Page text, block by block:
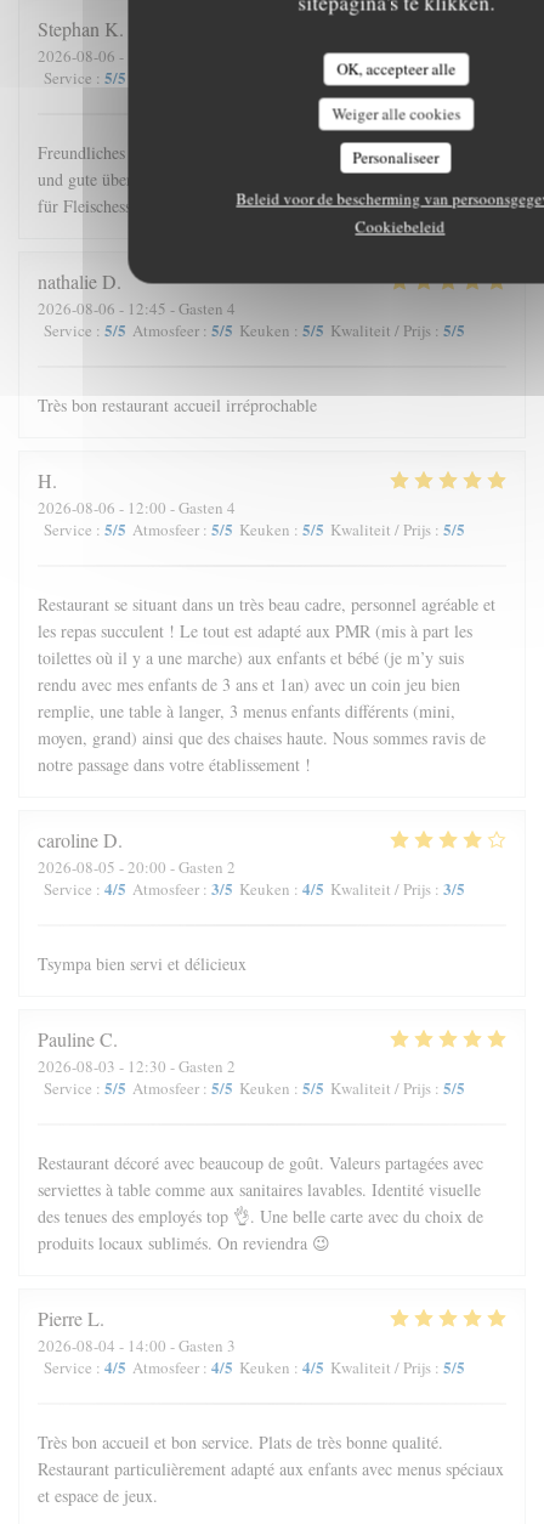
OK, accepteer alle
Weiger alle cookies
Personaliseer
Beleid voor de bescherming van
Cookiebeleid
Stephan K
2026-08-06 - 18:45 - Gasten 4
Service : 5/5 /5 Kwaliteit / Prijs: 4/5
Freundliches mediterranes Ambiente, sehr aufmerksame Bedienung
und gute überwiegend mediterrane Küche, es gibt aber auch Burger
für Fleischesser.
nathalieD
2026-08-06 - 12:45 - Gasten 4
Service : 5/5 Atmosfeer : 5/5 Keuken : 5/5 Kwaliteit / Prijs : 5/5
Très bon restaurant accueil irréprochable
H
2026-08-06 - 12:00 - Gasten 4
Service : 5/5 Atmosfeer : 5/5 Keuken : 5/5 Kwaliteit / Prijs : 5/5
Restaurant se situant dans un très beau cadre, personnel agréable et
les repas succulent ! Le tout est adapté aux PMR (mis à part les
toilettes où il y a une marche) aux enfants et bébé (je m’y suis
rendu avec mes enfants de 3 ans et 1an) avec un coin jeu bien
remplie, une table à langer, 3 menus enfants différents (mini,
moyen, grand) ainsi que des chaises haute. Nous sommes ravis de
notre passage dans votre établissement !
carolineD
2026-08-05 - 20:00 - Gasten 2
Service : 4/5 Atmosfeer : 3/5 Keuken : 4/5 Kwaliteit / Prijs : 3/5
Tsympa bien servi et délicieux
PaulineC
2026-08-03 - 12:30 - Gasten 2
Service : 5/5 Atmosfeer : 5/5 Keuken : 5/5 Kwaliteit / Prijs : 5/5
Restaurant décoré avec beaucoup de goût. Valeurs partagées avec
serviettes à table comme aux sanitaires lavables. Identité visuelle
des tenues des employés top 👌. Une belle carte avec du choix de
produits locaux sublimés. On reviendra 😉
PierreL
2026-08-04 - 14:00 - Gasten 3
Service : 4/5 Atmosfeer : 4/5 Keuken : 4/5 Kwaliteit / Prijs : 5/5
Très bon accueil et bon service. Plats de très bonne qualité.
Restaurant particulièrement adapté aux enfants avec menus spéciaux
et espace de jeux.